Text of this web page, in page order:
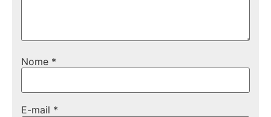
Nome *
E-mail *